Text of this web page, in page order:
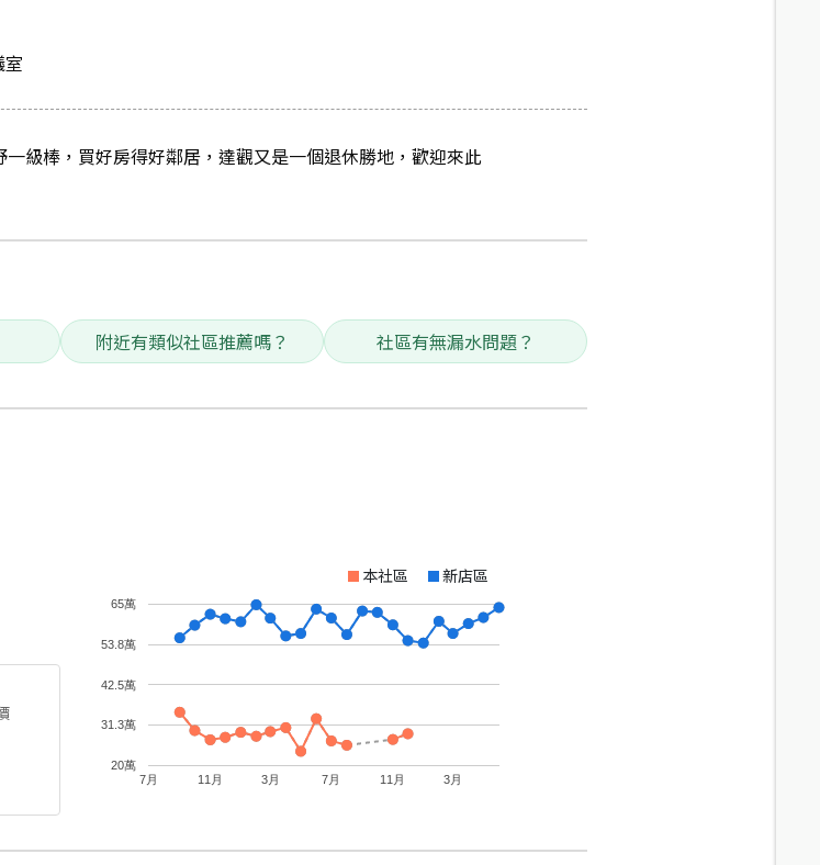
級棒，買好房得好鄰居，達觀又是一個退休勝地，歡迎來此
附近有類似社區推薦嗎？ 社區有無漏水問題？
本社區 新店區
7月 11月 3月 7月 11月 3月
20萬
31.3萬
42.5萬
53.8萬
65萬